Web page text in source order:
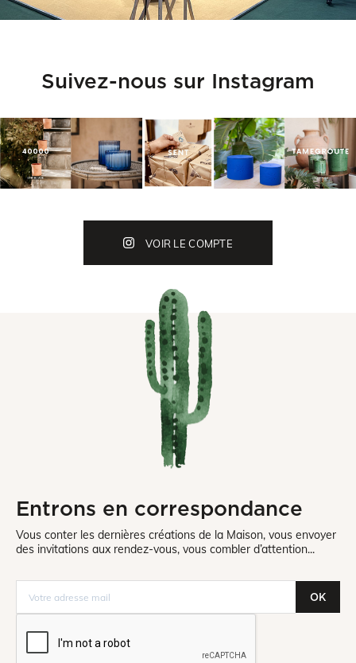
Suivez-nous sur Instagram
VOIR LE COMPTE
Entrons en correspondance
Vous conter les dernières créations de la Maison, vous envoyer
des invitations aux rendez-vous, vous combler d’attention...
OK